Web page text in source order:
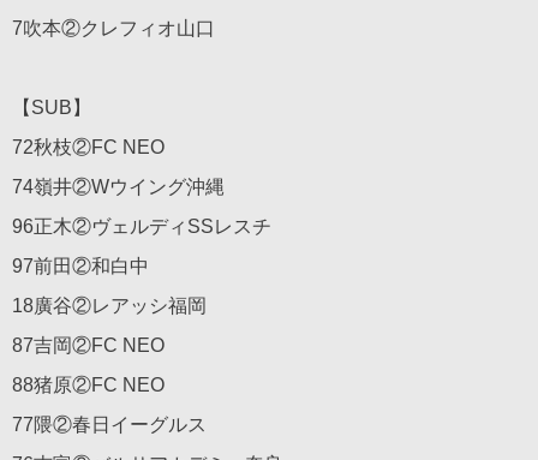
7吹本②クレフィオ山口
【SUB】
72秋枝②FC NEO
74嶺井②Wウイング沖縄
96正木②ヴェルディSSレスチ
97前田②和白中
18廣谷②レアッシ福岡
87吉岡②FC NEO
88猪原②FC NEO
77隈②春日イーグルス